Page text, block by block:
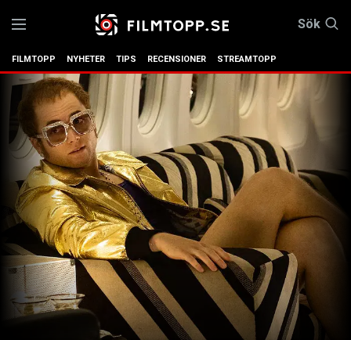
Sök
FILMTOPP NYHETER TIPS RECENSIONER STREAMTOPP